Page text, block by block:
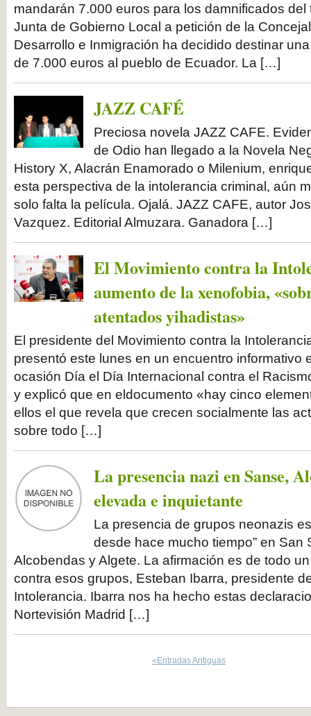
mandarán 7.000 euros para los damnificados
Junta de Gobierno Local a petición de la
Desarrollo e Inmigración ha decidido destinar
de 7.000 euros al pueblo de Ecuador. La […]
JAZZ CAFÉ
Preciosa novela JAZZ CAFE.
de Odio han llegado a la Novela
History X, Alacrán Enamorado o Milenium,
esta perspectiva de la intolerancia criminal, aún
solo falta la película. Ojalá. JAZZ CAFE, autor
Vazquez. Editorial Almuzara. Ganadora […]
El Movimiento contra la
aumento de la xenofobia,
atentados yihadistas»
El presidente del Movimiento contra la
presentó este lunes en un encuentro informativo
ocasión Día el Día Internacional contra el
y explicó que en eldocumento «hay cinco
ellos el que revela que crecen socialmente las
sobre todo […]
La presencia nazi en Sanse,
elevada e inquietante
La presencia de grupos neonazis
desde hace mucho tiempo” en San
Alcobendas y Algete. La afirmación es de todo
contra esos grupos, Esteban Ibarra, presidente
Intolerancia. Ibarra nos ha hecho estas
Nortevisión Madrid […]
«Entradas Antiguas